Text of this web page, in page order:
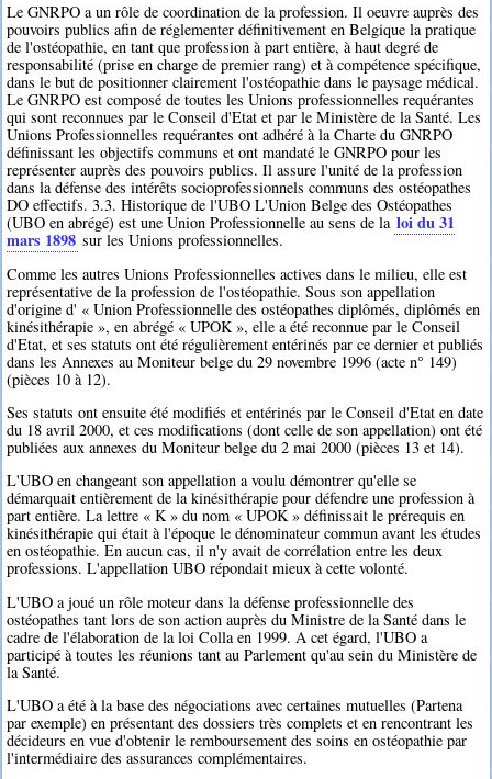
Le GNRPO a un rôle de coordination de la profession. Il oeuvre auprès des
pouvoirs publics afin de réglementer définitivement en Belgique la pratique
de l'ostéopathie, en tant que profession à part entière, à haut degré de
responsabilité (prise en charge de premier rang) et à compétence spécifique,
dans le but de positionner clairement l'ostéopathie dans le paysage médical.
Le GNRPO est composé de toutes les Unions professionnelles requérantes
qui sont reconnues par le Conseil d'Etat et par le Ministère de la Santé. Les
Unions Professionnelles requérantes ont adhéré à la Charte du GNRPO
définissant les objectifs communs et ont mandaté le GNRPO pour les
représenter auprès des pouvoirs publics. Il assure l'unité de la profession
dans la défense des intérêts socioprofessionnels communs des ostéopathes
DO effectifs. 3.3. Historique de l'UBO L'Union Belge des Ostéopathes
(UBO en abrégé) est une Union Professionnelle au sens de la loi du 31
mars 1898 sur les Unions professionnelles.
Comme les autres Unions Professionnelles actives dans le milieu, elle est
représentative de la profession de l'ostéopathie. Sous son appellation
d'origine d' « Union Professionnelle des ostéopathes diplômés, diplômés en
kinésithérapie », en abrégé « UPOK », elle a été reconnue par le Conseil
d'Etat, et ses statuts ont été régulièrement entérinés par ce dernier et publiés
dans les Annexes au Moniteur belge du 29 novembre 1996 (acte n° 149)
(pièces 10 à 12).
Ses statuts ont ensuite été modifiés et entérinés par le Conseil d'Etat en date
du 18 avril 2000, et ces modifications (dont celle de son appellation) ont été
publiées aux annexes du Moniteur belge du 2 mai 2000 (pièces 13 et 14).
L'UBO en changeant son appellation a voulu démontrer qu'elle se
démarquait entièrement de la kinésithérapie pour défendre une profession à
part entière. La lettre « K » du nom « UPOK » définissait le prérequis en
kinésithérapie qui était à l'époque le dénominateur commun avant les études
en ostéopathie. En aucun cas, il n'y avait de corrélation entre les deux
professions. L'appellation UBO répondait mieux à cette volonté.
L'UBO a joué un rôle moteur dans la défense professionnelle des
ostéopathes tant lors de son action auprès du Ministre de la Santé dans le
cadre de l'élaboration de la loi Colla en 1999. A cet égard, l'UBO a
participé à toutes les réunions tant au Parlement qu'au sein du Ministère de
la Santé.
L'UBO a été à la base des négociations avec certaines mutuelles (Partena
par exemple) en présentant des dossiers très complets et en rencontrant les
décideurs en vue d'obtenir le remboursement des soins en ostéopathie par
l'intermédiaire des assurances complémentaires.